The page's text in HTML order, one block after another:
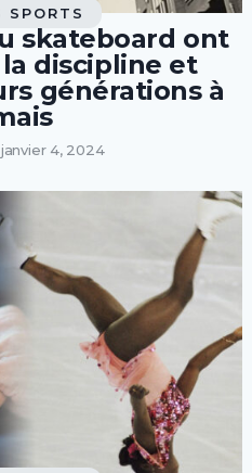
SPORTS
skateboard ont
discipline et
générations à
janvier 4, 2024